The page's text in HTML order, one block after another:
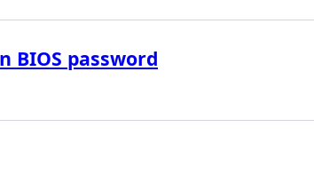
BIOS password